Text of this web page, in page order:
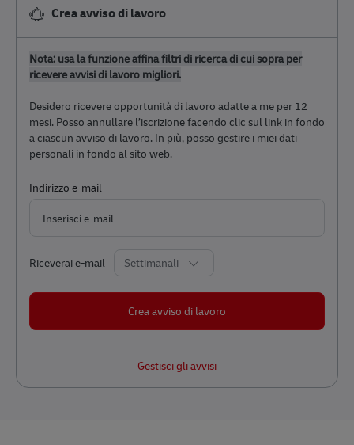
Crea avviso di lavoro
Nota: usa la funzione affina filtri di ricerca di cui sopra per
ricevere avvisi di lavoro migliori.
Desidero ricevere opportunità di lavoro adatte a me per 12
mesi. Posso annullare l’iscrizione facendo clic sul link in fondo
a ciascun avviso di lavoro. In più, posso gestire i miei dati
personali in fondo al sito web.
Indirizzo e-mail
Riceverai e-mail Required
Crea avviso di lavoro
Gestisci gli avvisi